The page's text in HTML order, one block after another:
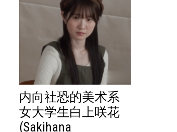
内向社恐的美术系
女大学生白上咲花
(Sakihana